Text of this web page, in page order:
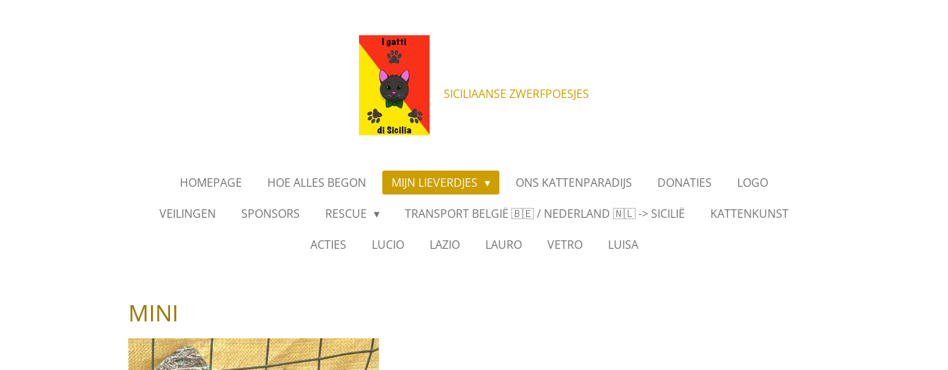
SICILIAANSE ZWERFPOESJES
HOMEPAGE HOE ALLES BEGON MIJN LIEVERDJES ONS KATTENPARADIJS DONATIES
LOGO
VEILINGEN
SPONSORS RESCUE TRANSPORT BELGIË 🇧🇪 / NEDERLAND 🇳🇱 -> SICILIË
KATTENKUNST
ACTIES
LUCIO LAZIO LAURO VETRO LUISA
MINI